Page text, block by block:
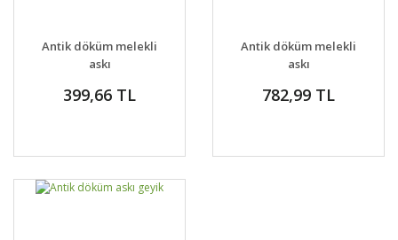
Antik döküm melekli
askı
399,66 TL
Antik döküm melekli
askı
782,99 TL